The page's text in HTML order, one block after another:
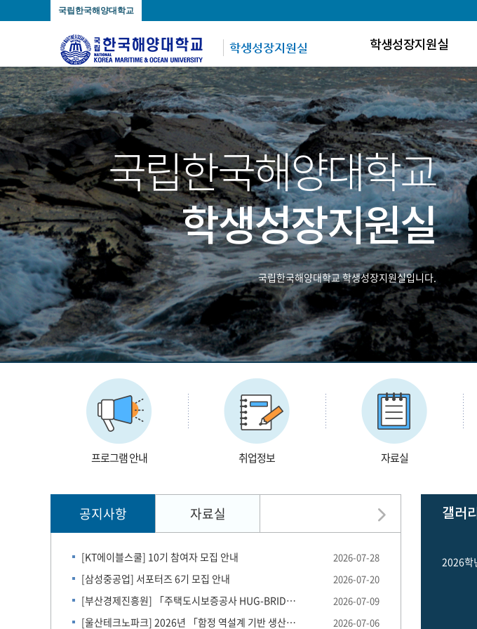
국립한국해양대학교
학생성장지원실 학생성장지원실
국립한국해양대학교
학생성장지원실
국립한국해양대학교 학생성장지원실입니다.
프로그램 안내 취업정보 자료실
공지사항
[KT에이블스쿨] 10기 참여자 모집 안내 2026-07-28
[삼성중공업] 서포터즈 6기 모집 안내 2026-07-20
[부산경제진흥원] 「주택도시보증공사 HUG-BRIDGE 오픈 캠퍼스」 참여자 모집 2026-07-09
[울산테크노파크] 2026년 「함정 역설계 기반 생산설계 구직자 과정」 교육생 모집 공고 2026-07-06
자료실 갤러리